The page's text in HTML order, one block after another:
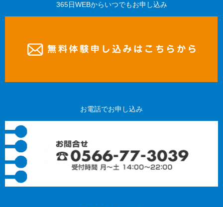
365日WEBからいつでもお申し込み
お電話でお申し込み